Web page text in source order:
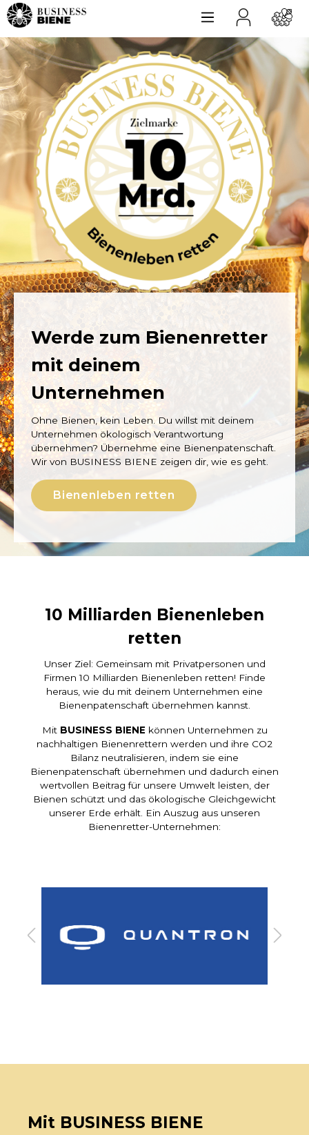
Werde zum Bienenretter
mit deinem
Unternehmen
Ohne Bienen, kein Leben. Du willst mit deinem
Unternehmen ökologisch Verantwortung
übernehmen? Übernehme eine Bienenpatenschaft.
Wir von BUSINESS BIENE zeigen dir, wie es geht.
Bienenleben retten
10 Milliarden Bienenleben
retten
Unser Ziel: Gemeinsam mit Privatpersonen und
Firmen 10 Milliarden Bienenleben retten! Finde
heraus, wie du mit deinem Unternehmen eine
Bienenpatenschaft übernehmen kannst.
Mit BUSINESS BIENE können Unternehmen zu
nachhaltigen Bienenrettern werden und ihre CO2
Bilanz neutralisieren, indem sie eine
Bienenpatenschaft übernehmen und dadurch einen
wertvollen Beitrag für unsere Umwelt leisten, der
Bienen schützt und das ökologische Gleichgewicht
unserer Erde erhält. Ein Auszug aus unseren
Bienenretter-Unternehmen:
Mit BUSINESS BIENE